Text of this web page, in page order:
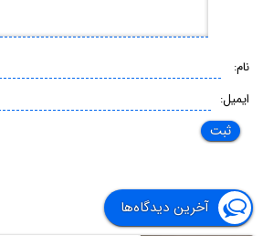
نام:
ایمیل:
آخرین دیدگاه‌ها